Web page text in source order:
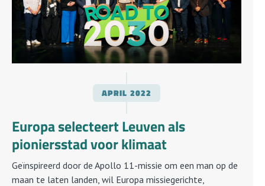
APRIL 2022
Europa selecteert Leuven als
pioniersstad voor klimaat
Geïnspireerd door de Apollo 11-missie om een man op de
maan te laten landen, wil Europa missiegerichte,